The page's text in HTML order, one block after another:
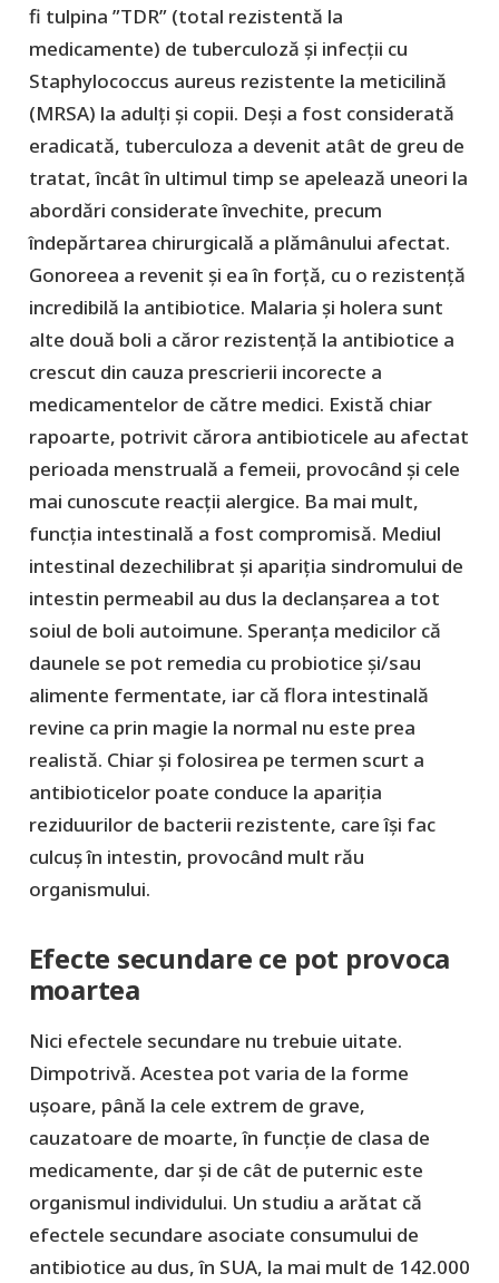
fi tulpina ”TDR” (total rezistentă la
medicamente) de tuberculoză și infecții cu
Staphylococcus aureus rezistente la meticilină
(MRSA) la adulți și copii. Deși a fost considerată
eradicată, tuberculoza a devenit atât de greu de
tratat, încât în ultimul timp se apelează uneori la
abordări considerate învechite, precum
îndepărtarea chirurgicală a plămânului afectat.
Gonoreea a revenit și ea în forță, cu o rezistență
incredibilă la antibiotice. Malaria și holera sunt
alte două boli a căror rezistență la antibiotice a
crescut din cauza prescrierii incorecte a
medicamentelor de către medici. Există chiar
rapoarte, potrivit cărora antibioticele au afectat
perioada menstruală a femeii, provocând și cele
mai cunoscute reacții alergice. Ba mai mult,
funcția intestinală a fost compromisă. Mediul
intestinal dezechilibrat și apariția sindromului de
intestin permeabil au dus la declanșarea a tot
soiul de boli autoimune. Speranța medicilor că
daunele se pot remedia cu probiotice și/sau
alimente fermentate, iar că flora intestinală
revine ca prin magie la normal nu este prea
realistă. Chiar și folosirea pe termen scurt a
antibioticelor poate conduce la apariția
reziduurilor de bacterii rezistente, care își fac
culcuș în intestin, provocând mult rău
organismului.
Efecte secundare ce pot provoca
moartea
Nici efectele secundare nu trebuie uitate.
Dimpotrivă. Acestea pot varia de la forme
ușoare, până la cele extrem de grave,
cauzatoare de moarte, în funcție de clasa de
medicamente, dar și de cât de puternic este
organismul individului. Un studiu a arătat că
efectele secundare asociate consumului de
antibiotice au dus, în SUA, la mai mult de 142.000